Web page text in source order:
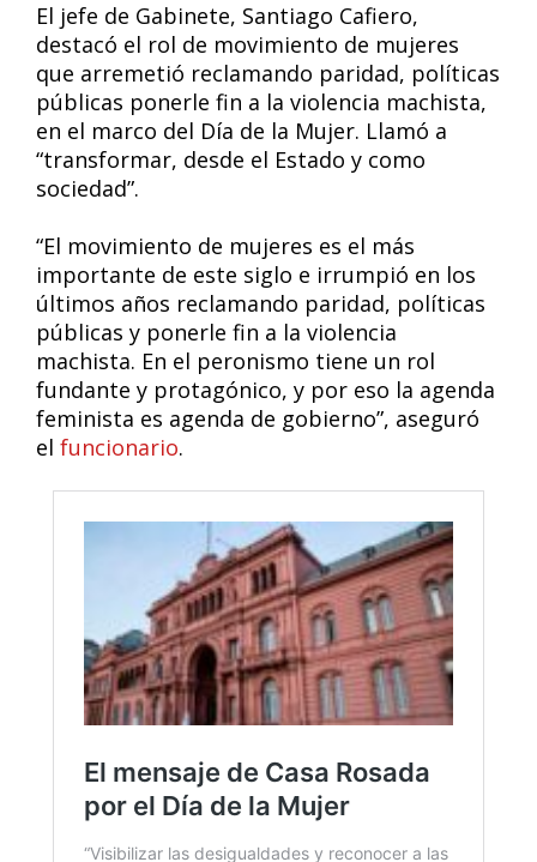
El jefe de Gabinete, Santiago Cafiero,
destacó el rol de movimiento de mujeres
que arremetió reclamando paridad, políticas
públicas ponerle fin a la violencia machista,
en el marco del Día de la Mujer. Llamó a
“transformar, desde el Estado y como
sociedad”.
“El movimiento de mujeres es el más
importante de este siglo e irrumpió en los
últimos años reclamando paridad, políticas
públicas y ponerle fin a la violencia
machista. En el peronismo tiene un rol
fundante y protagónico, y por eso la agenda
feminista es agenda de gobierno”, aseguró
el funcionario.